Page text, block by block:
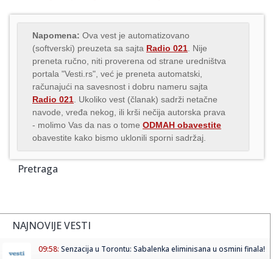
Napomena: Ova vest je automatizovano
(softverski) preuzeta sa sajta Radio 021 . Nije
preneta ručno, niti proverena od strane uredništva
portala "Vesti.rs", već je preneta automatski,
računajući na savesnost i dobru nameru sajta
Radio 021 . Ukoliko vest (članak) sadrži netačne
navode, vređa nekog, ili krši nečija autorska prava
- molimo Vas da nas o tome ODMAH obavestite
obavestite kako bismo uklonili sporni sadržaj.
Pretraga
NAJNOVIJE VESTI
09:58: Senzacija u Torontu: Sabalenka eliminisana u osmini finala!